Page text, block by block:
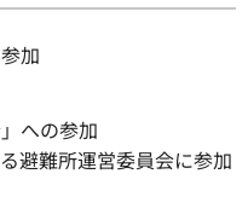
加
への参加
避難所運営委員会に参加